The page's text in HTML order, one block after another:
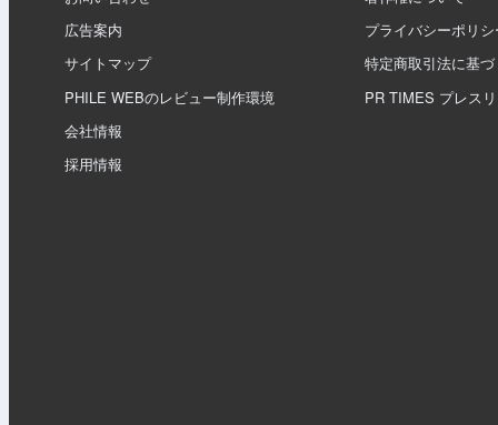
広告案内
サイトマップ
PHILE WEBのレビュー制作環境
会社情報
採用情報
プライバシーポリ
特定商取引法に基
PR TIMES プレス